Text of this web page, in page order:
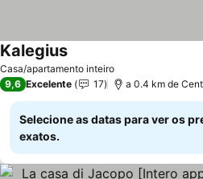
Casa/apartamento inteiro
KalegiusVer preços
9,6 Excelente 17 a 0.4 km de
Selecione as datas para ver os
exatos.